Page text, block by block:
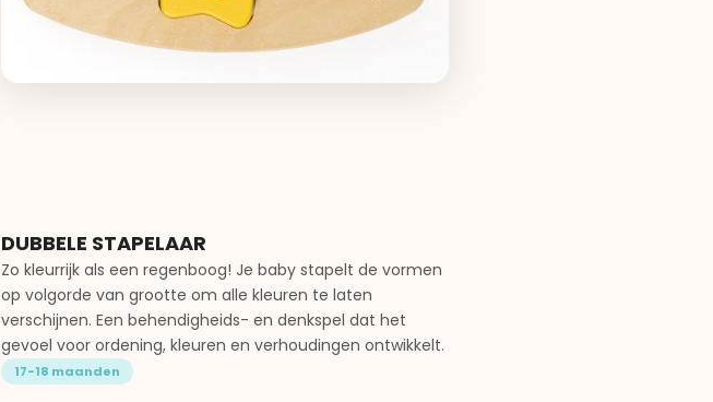
DUBBELE STAPELAAR
Zo kleurrijk als een regenboog! Je baby stapelt de vormen
op volgorde van grootte om alle kleuren te laten
verschijnen. Een behendigheids- en denkspel dat het
gevoel voor ordening, kleuren en verhoudingen ontwikkelt.
17-18 maanden